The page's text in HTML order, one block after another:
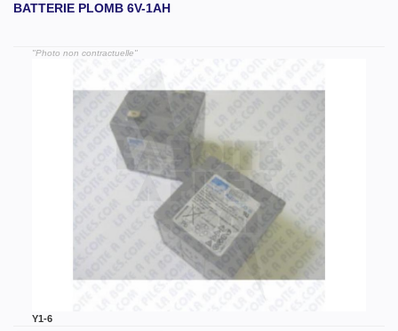
BATTERIE PLOMB 6V-1AH
"Photo non contractuelle"
Y1-6